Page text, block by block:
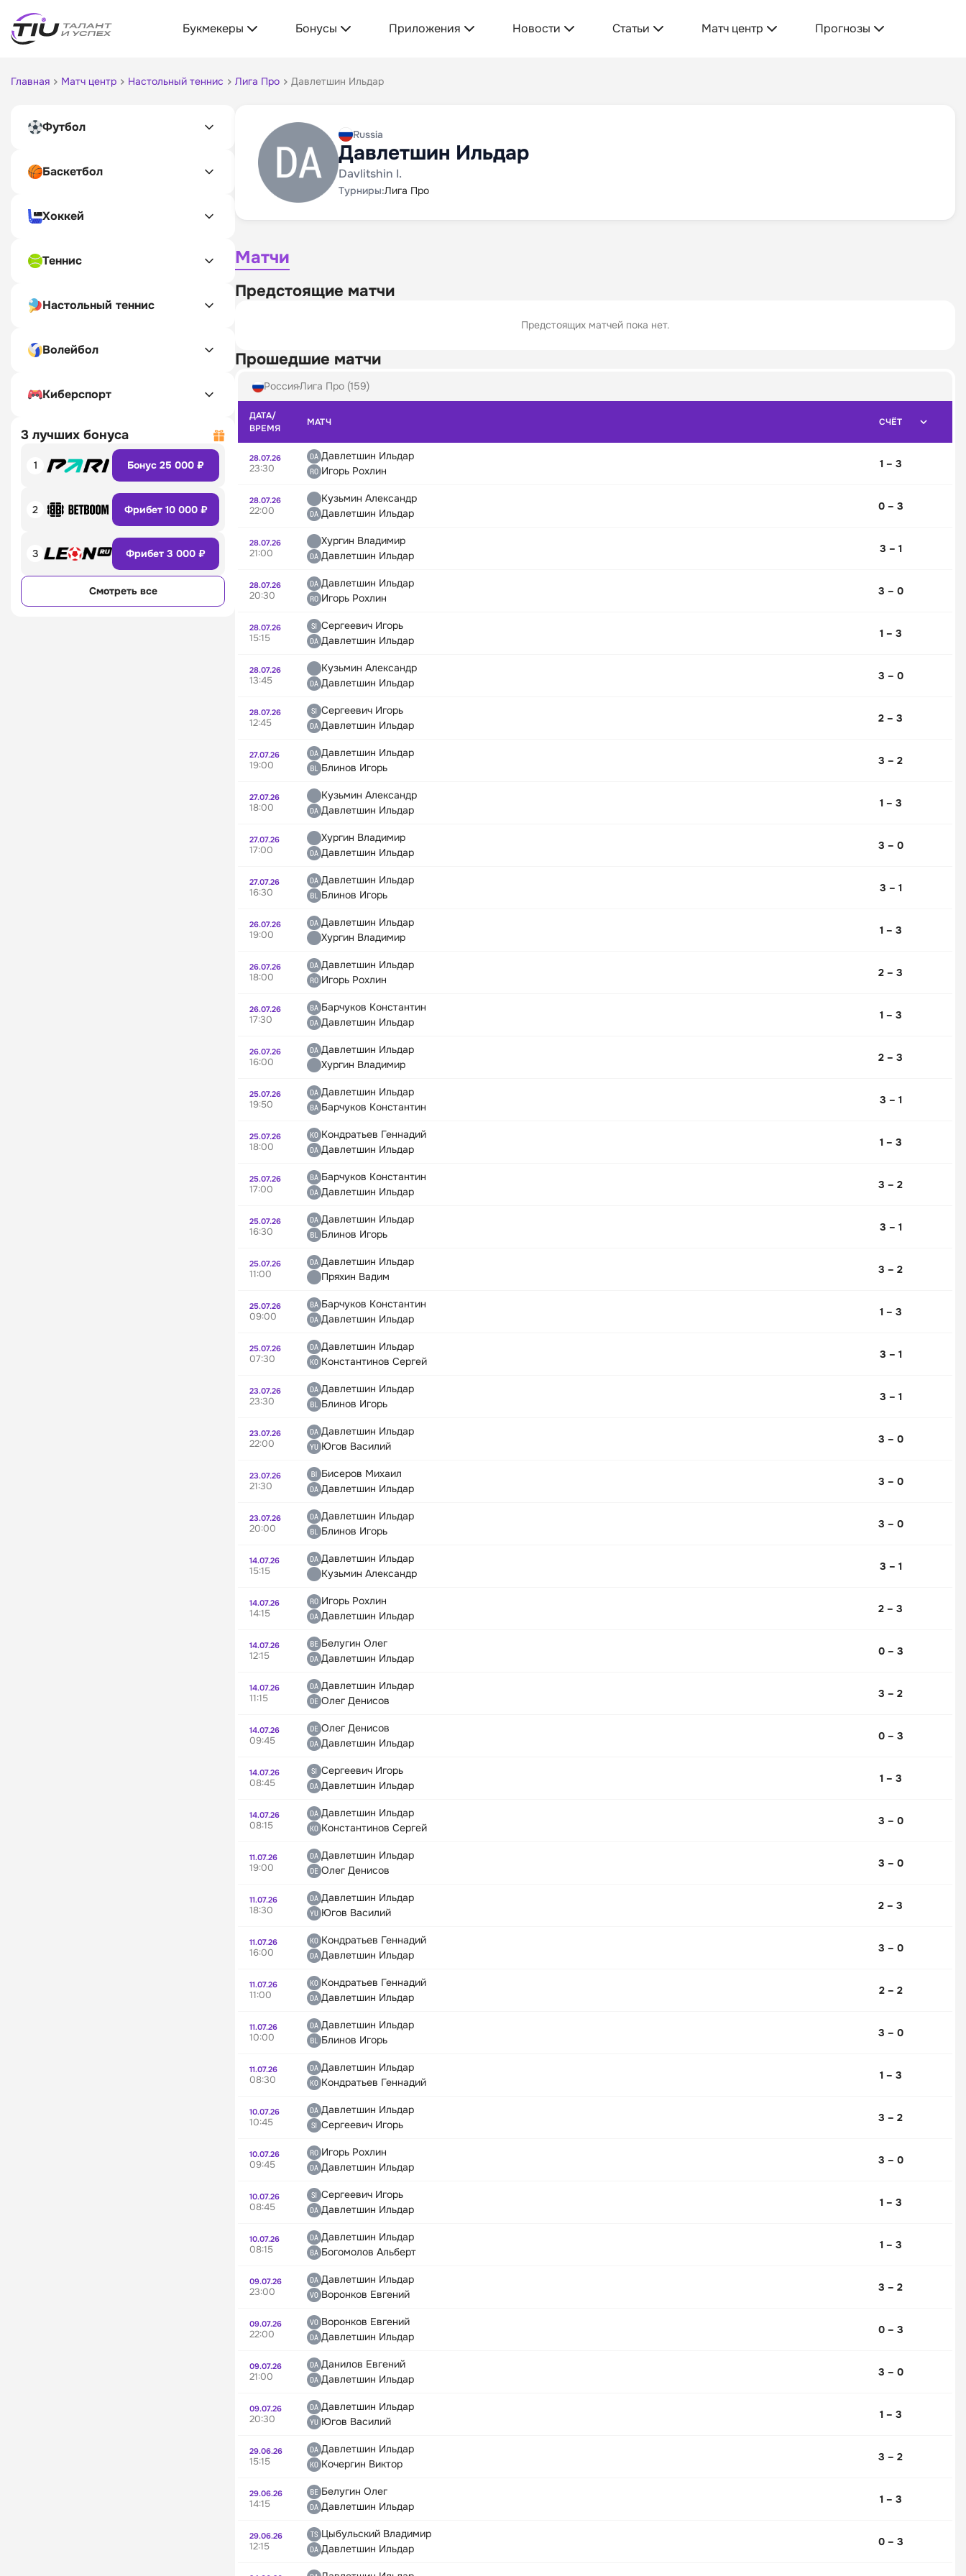
Букмекеры Бонусы Приложения Новости Статьи Матч центр Прогнозы
Главная Матч центр Настольный теннис Лига Про Давлетшин Ильдар
Футбол
Баскетбол
Хоккей
Теннис
Настольный теннис
Волейбол
Киберспорт
3 лучших бонуса
1 Бонус 25 000 ₽
2 Фрибет 10 000 ₽
3 Фрибет 3 000 ₽
Смотреть все
Russia
Давлетшин Ильдар
Davlitshin I.
Турниры:Лига Про
Матчи
Предстоящие матчи
Предстоящих матчей пока нет.
Прошедшие матчи
РоссияЛига Про (159)
ДАТА/
ВРЕМЯ
МАТЧ СЧЁТ
28.07.26
23:30
Давлетшин Ильдар
Игорь Рохлин
1 – 3
28.07.26
22:00
Кузьмин Александр
Давлетшин Ильдар
0 – 3
28.07.26
21:00
Хургин Владимир
Давлетшин Ильдар
3 – 1
28.07.26
20:30
Давлетшин Ильдар
Игорь Рохлин
3 – 0
28.07.26
15:15
Сергеевич Игорь
Давлетшин Ильдар
1 – 3
28.07.26
13:45
Кузьмин Александр
Давлетшин Ильдар
3 – 0
28.07.26
12:45
Сергеевич Игорь
Давлетшин Ильдар
2 – 3
27.07.26
19:00
Давлетшин Ильдар
Блинов Игорь
3 – 2
27.07.26
18:00
Кузьмин Александр
Давлетшин Ильдар
1 – 3
27.07.26
17:00
Хургин Владимир
Давлетшин Ильдар
3 – 0
27.07.26
16:30
Давлетшин Ильдар
Блинов Игорь
3 – 1
26.07.26
19:00
Давлетшин Ильдар
Хургин Владимир
1 – 3
26.07.26
18:00
Давлетшин Ильдар
Игорь Рохлин
2 – 3
26.07.26
17:30
Барчуков Константин
Давлетшин Ильдар
1 – 3
26.07.26
16:00
Давлетшин Ильдар
Хургин Владимир
2 – 3
25.07.26
19:50
Давлетшин Ильдар
Барчуков Константин
3 – 1
25.07.26
18:00
Кондратьев Геннадий
Давлетшин Ильдар
1 – 3
25.07.26
17:00
Барчуков Константин
Давлетшин Ильдар
3 – 2
25.07.26
16:30
Давлетшин Ильдар
Блинов Игорь
3 – 1
25.07.26
11:00
Давлетшин Ильдар
Пряхин Вадим
3 – 2
25.07.26
09:00
Барчуков Константин
Давлетшин Ильдар
1 – 3
25.07.26
07:30
Давлетшин Ильдар
Константинов Сергей
3 – 1
23.07.26
23:30
Давлетшин Ильдар
Блинов Игорь
3 – 1
23.07.26
22:00
Давлетшин Ильдар
Югов Василий
3 – 0
23.07.26
21:30
Бисеров Михаил
Давлетшин Ильдар
3 – 0
23.07.26
20:00
Давлетшин Ильдар
Блинов Игорь
3 – 0
14.07.26
15:15
Давлетшин Ильдар
Кузьмин Александр
3 – 1
14.07.26
14:15
Игорь Рохлин
Давлетшин Ильдар
2 – 3
14.07.26
12:15
Белугин Олег
Давлетшин Ильдар
0 – 3
14.07.26
11:15
Давлетшин Ильдар
Олег Денисов
3 – 2
14.07.26
09:45
Олег Денисов
Давлетшин Ильдар
0 – 3
14.07.26
08:45
Сергеевич Игорь
Давлетшин Ильдар
1 – 3
14.07.26
08:15
Давлетшин Ильдар
Константинов Сергей
3 – 0
11.07.26
19:00
Давлетшин Ильдар
Олег Денисов
3 – 0
11.07.26
18:30
Давлетшин Ильдар
Югов Василий
2 – 3
11.07.26
16:00
Кондратьев Геннадий
Давлетшин Ильдар
3 – 0
11.07.26
11:00
Кондратьев Геннадий
Давлетшин Ильдар
2 – 2
11.07.26
10:00
Давлетшин Ильдар
Блинов Игорь
3 – 0
11.07.26
08:30
Давлетшин Ильдар
Кондратьев Геннадий
1 – 3
10.07.26
10:45
Давлетшин Ильдар
Сергеевич Игорь
3 – 2
10.07.26
09:45
Игорь Рохлин
Давлетшин Ильдар
3 – 0
10.07.26
08:45
Сергеевич Игорь
Давлетшин Ильдар
1 – 3
10.07.26
08:15
Давлетшин Ильдар
Богомолов Альберт
1 – 3
09.07.26
23:00
Давлетшин Ильдар
Воронков Евгений
3 – 2
09.07.26
22:00
Воронков Евгений
Давлетшин Ильдар
0 – 3
09.07.26
21:00
Данилов Евгений
Давлетшин Ильдар
3 – 0
09.07.26
20:30
Давлетшин Ильдар
Югов Василий
1 – 3
29.06.26
15:15
Давлетшин Ильдар
Кочергин Виктор
3 – 2
29.06.26
14:15
Белугин Олег
Давлетшин Ильдар
1 – 3
29.06.26
12:15
Цыбульский Владимир
Давлетшин Ильдар
0 – 3